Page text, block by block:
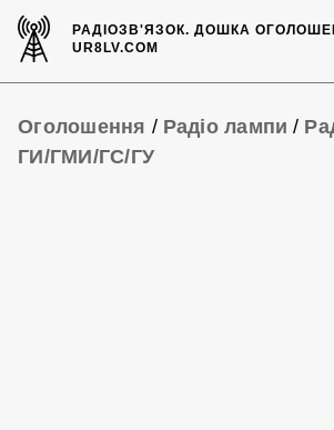
РАДІОЗВ'ЯЗОК.ДОШКА
UR8LV.COM
Оголошення / Радіо лампи /
ГИ/ГМИ/ГС/ГУ